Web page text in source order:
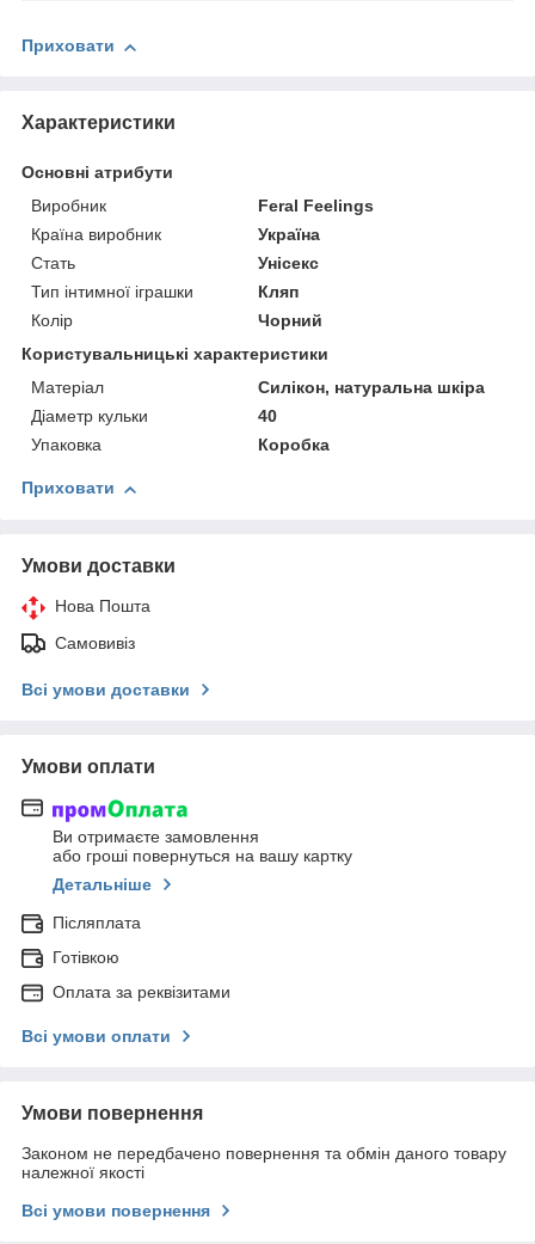
Приховати
Характеристики
Основні атрибути
Виробник
Feral Feelings
Країна виробник
Україна
Стать
Унісекс
Тип інтимної іграшки
Кляп
Колір
Чорний
Користувальницькі характеристики
Матеріал
Силікон, натуральна шкіра
Діаметр кульки
40
Упаковка
Коробка
Приховати
Умови доставки
Нова Пошта
Самовивіз
Всі умови доставки
Умови оплати
Ви отримаєте замовлення
або гроші повернуться на вашу картку
Детальніше
Післяплата
Готівкою
Оплата за реквізитами
Всі умови оплати
Умови повернення
Законом не передбачено повернення та обмін даного товару
належної якості
Всі умови повернення